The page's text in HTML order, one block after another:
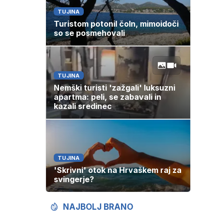
TUJINA
Turistom potonil čoln, mimoidoči
so se posmehovali
TUJINA
Nemški turisti 'zažgali' luksuzni
apartma: peli, se zabavali in
kazali sredinec
TUJINA
'Skrivni' otok na Hrvaškem raj za
svingerje?
NAJBOLJ BRANO